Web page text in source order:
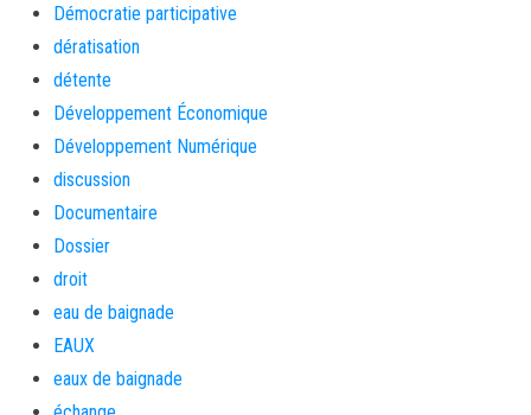
Démocratie participative
dératisation
détente
Développement Économique
Développement Numérique
discussion
Documentaire
Dossier
droit
eau de baignade
EAUX
eaux de baignade